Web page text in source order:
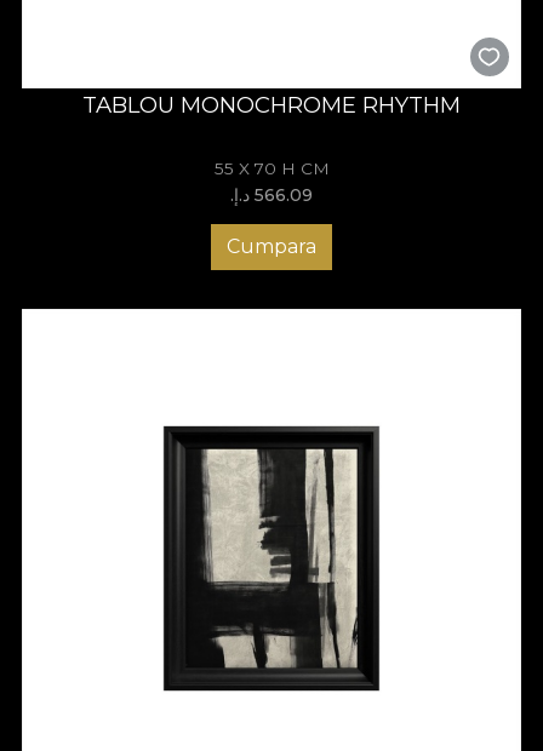
TABLOU MONOCHROME RHYTHM
55 X 70 H CM
566.09 د.إ.‏
Cumpara